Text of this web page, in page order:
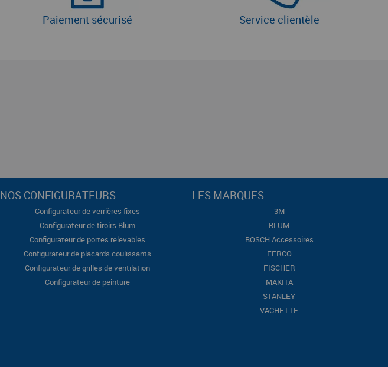
Paiement sécurisé Service clientèle
NOS CONFIGURATEURS
Configurateur de verrières fixes
Configurateur de tiroirs Blum
Configurateur de portes relevables
Configurateur de placards coulissants
Configurateur de grilles de ventilation
Configurateur de peinture
LES MARQUES
3M
BLUM
BOSCH Accessoires
FERCO
FISCHER
MAKITA
STANLEY
VACHETTE